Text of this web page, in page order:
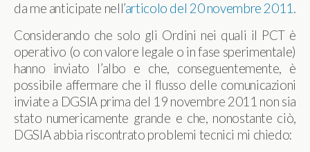
da me anticipate nell’articolo del 20 novembre 2011 .
Considerando che solo gli Ordini nei quali il PCT è
operativo (o con valore legale o in fase sperimentale)
hanno inviato l’albo e che, conseguentemente, è
possibile affermare che il flusso delle comunicazioni
inviate a DGSIA prima del 19 novembre 2011 non sia
stato numericamente grande e che, nonostante ciò,
DGSIA abbia riscontrato problemi tecnici mi chiedo: